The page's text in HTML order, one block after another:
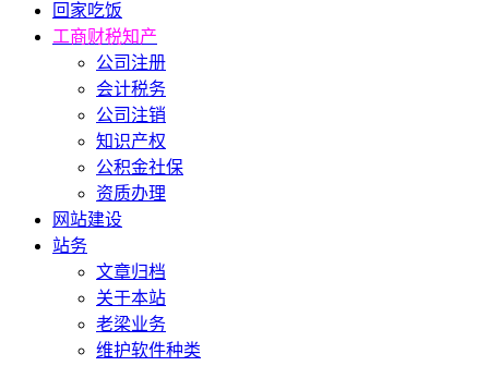
回家吃饭
工商财税知产
公司注册
会计税务
公司注销
知识产权
公积金社保
资质办理
网站建设
站务
文章归档
关于本站
老梁业务
维护软件种类